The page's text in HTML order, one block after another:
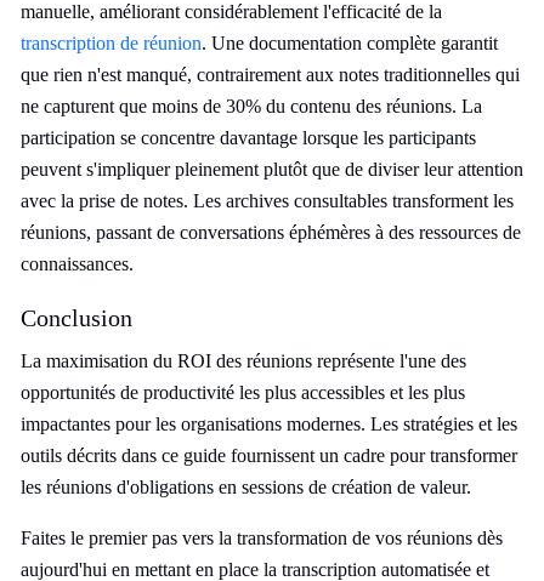
manuelle, améliorant considérablement l'efficacité de la
transcription de réunion. Une documentation complète garantit
que rien n'est manqué, contrairement aux notes traditionnelles qui
ne capturent que moins de 30% du contenu des réunions. La
participation se concentre davantage lorsque les participants
peuvent s'impliquer pleinement plutôt que de diviser leur attention
avec la prise de notes. Les archives consultables transforment les
réunions, passant de conversations éphémères à des ressources de
connaissances.
Conclusion
La maximisation du ROI des réunions représente l'une des
opportunités de productivité les plus accessibles et les plus
impactantes pour les organisations modernes. Les stratégies et les
outils décrits dans ce guide fournissent un cadre pour transformer
les réunions d'obligations en sessions de création de valeur.
Faites le premier pas vers la transformation de vos réunions dès
aujourd'hui en mettant en place la transcription automatisée et